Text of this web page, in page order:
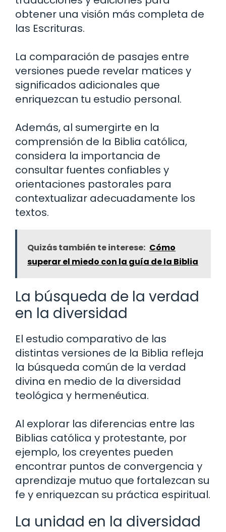
obtener una visión más completa de
las Escrituras.
La comparación de pasajes entre
versiones puede revelar matices y
significados adicionales que
enriquezcan tu estudio personal.
Además, al sumergirte en la
comprensión de la Biblia católica,
considera la importancia de
consultar fuentes confiables y
orientaciones pastorales para
contextualizar adecuadamente los
textos.
Quizás también te interese: Cómo
superar el miedo con la guía de la Biblia
La búsqueda de la verdad
en la diversidad
El estudio comparativo de las
distintas versiones de la Biblia refleja
la búsqueda común de la verdad
divina en medio de la diversidad
teológica y hermenéutica.
Al explorar las diferencias entre las
Biblias católica y protestante, por
ejemplo, los creyentes pueden
encontrar puntos de convergencia y
aprendizaje mutuo que fortalezcan su
fe y enriquezcan su práctica espiritual.
La unidad en la diversidad